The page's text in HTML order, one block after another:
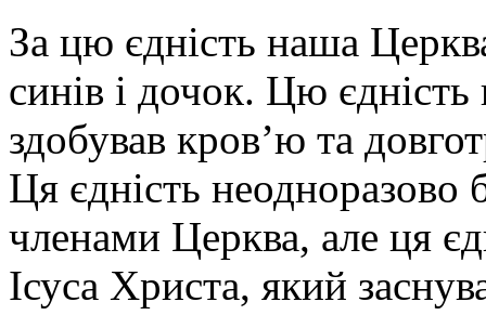
За цю єдність наша
синів і дочок. Цю
здобував кров’ю та
Ця єдність неодноразово
членами Церква, але ця
Ісуса Христа, який